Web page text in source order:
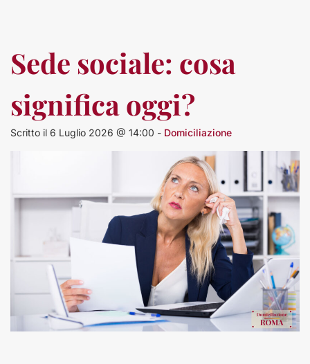
Sede sociale: cosa
significa oggi?
Scritto il 6 Luglio 2026 @ 14:00 - Domiciliazione